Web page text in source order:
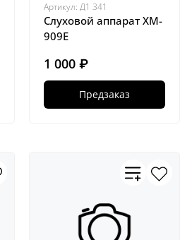
Артикул: Д1 341
Слуховой аппарат XM-
909E
1 000 ₽
Предзаказ